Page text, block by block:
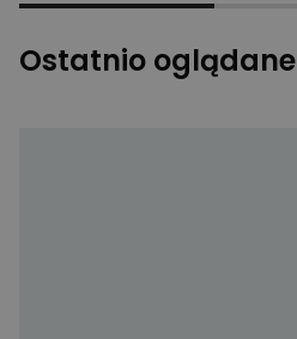
Ostatnio oglądane